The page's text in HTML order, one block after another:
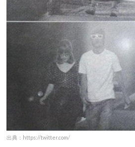
出典：https://twitter.com/